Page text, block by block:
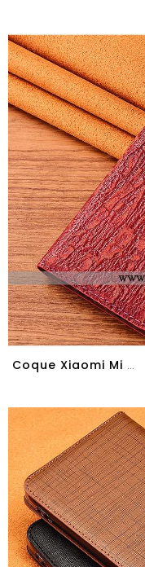
Coque Xiaomi Mi A3 Protection Cuir Véritable Silicone Nouveau Arbres Housse Rouge